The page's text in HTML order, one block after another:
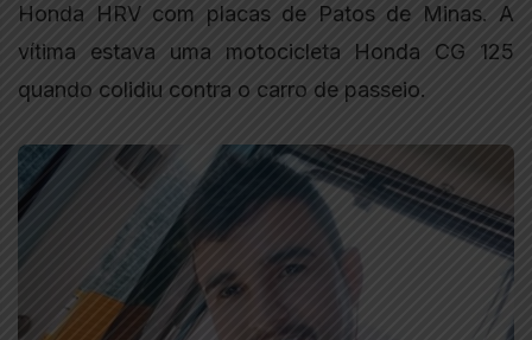
Honda HRV com placas de Patos de Minas. A
vítima estava uma motocicleta Honda CG 125
quando colidiu contra o carro de passeio.